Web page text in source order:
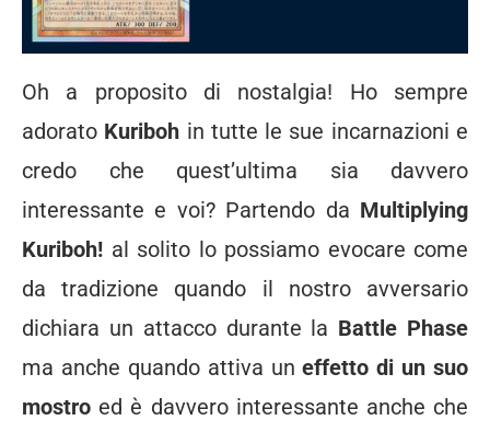
Oh a proposito di nostalgia! Ho sempre
adorato Kuriboh in tutte le sue incarnazioni e
credo che quest’ultima sia davvero
interessante e voi? Partendo da Multiplying
Kuriboh! al solito lo possiamo evocare come
da tradizione quando il nostro avversario
dichiara un attacco durante la Battle Phase
ma anche quando attiva uneffetto di un suo
mostro ed è davvero interessante anche che